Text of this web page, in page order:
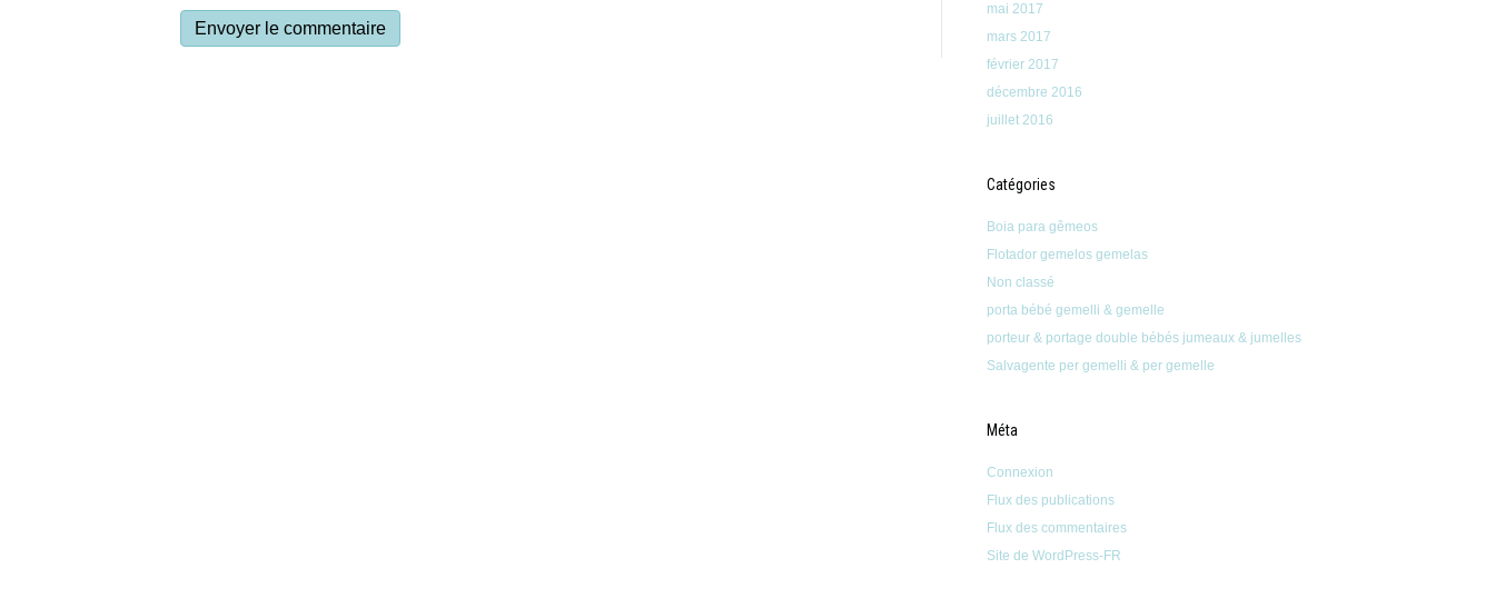
mai 2017
mars 2017
février 2017
décembre 2016
juillet 2016
Catégories
Boia para gêmeos
Flotador gemelos gemelas
Non classé
porta bébé gemelli & gemelle
porteur & portage double bébés jumeaux & jumelles
Salvagente per gemelli & per gemelle
Méta
Connexion
Flux des publications
Flux des commentaires
Site de WordPress-FR